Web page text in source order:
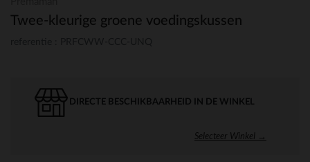
Twee-kleurige groene voedingskussen
DIRECTE BESCHIKBAARHEID IN DE WINKEL
Selecteer Winkel →